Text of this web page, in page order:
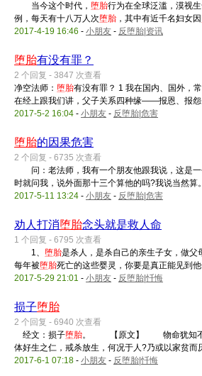
当今这个时代， 堕胎行为在全球泛滥，漠视
例，每天有十八万人次堕胎 ，其中有近千名妇女因
2017-4-19 16:46 - 小朋友 - 反堕胎|资讯
堕胎有没有罪？
2 个回复 - 3847 次查看
净空法师： 堕胎有没有罪？ 1 我在国内、国外，
在经上跟我们讲，父子关系四种缘——报恩、报怨
2017-5-2 16:04 - 小朋友 - 反堕胎|危害
堕胎的因果危害
2 个回复 - 6735 次查看
问：老法师，我有一个朋友他跟我说，这是一
时就问我，说外面那十三个算他的吗?我说当然算
2017-5-11 13:24 - 小朋友 - 反堕胎|危害
劝人打消堕胎念头就是救人命
1 个回复 - 6795 次查看
1、 堕胎是杀人，是杀自己的亲生子女，做
每年被堕胎死亡的这些婴灵，你要是真正能见到
2017-5-29 21:01 - 小朋友 - 反堕胎|忏悔
损子堕胎
2 个回复 - 6940 次查看
经文：损子堕胎。 【原文】 物命犹知不可
体好生之仁，戒杀放生，何况于人?乃或以家贫而
2017-6-1 07:18 - 小朋友 - 反堕胎|忏悔